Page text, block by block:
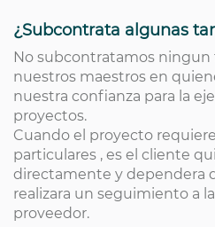
¿Subcontrata algunas
No subcontratamos ningun
nuestros maestros en
nuestra confianza para la
proyectos.
Cuando el proyecto
particulares , es el cliente
directamente y dependera
realizara un seguimiento a
proveedor.